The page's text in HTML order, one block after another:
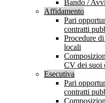
Bando /
Affidamento
Pari
contratti
Procedure
locali
CV dei suoi
Esecutiva
Pari
contratti